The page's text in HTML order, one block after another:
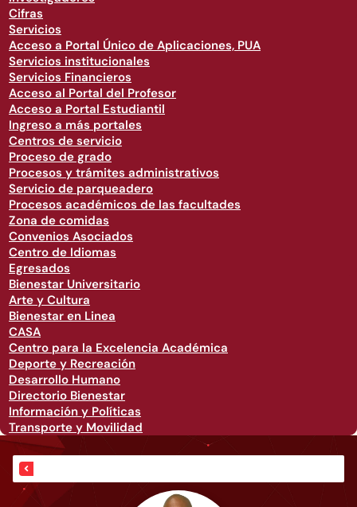
Cifras
Servicios
Acceso a Portal Único de Aplicaciones, PUA
Servicios institucionales
Servicios Financieros
Acceso al Portal del Profesor
Acceso a Portal Estudiantil
Ingreso a más portales
Centros de servicio
Proceso de grado
Procesos y trámites administrativos
Servicio de parqueadero
Procesos académicos de las facultades
Zona de comidas
Convenios Asociados
Centro de Idiomas
Egresados
Bienestar Universitario
Arte y Cultura
Bienestar en Linea
CASA
Centro para la Excelencia Académica
Deporte y Recreación
Desarrollo Humano
Directorio Bienestar
Información y Políticas
Transporte y Movilidad